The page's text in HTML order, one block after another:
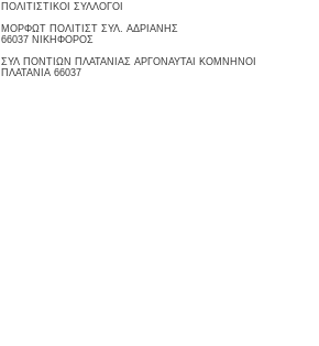
ΠΟΛΙΤΙΣΤΙΚΟΙ ΣΥΛΛΟΓΟΙ
ΜΟΡΦΩΤ ΠΟΛΙΤΙΣΤ ΣΥΛ. ΑΔΡΙΑΝΗΣ
66037 ΝΙΚΗΦΟΡΟΣ
ΣΥΛ ΠΟΝΤΙΩΝ ΠΛΑΤΑΝΙΑΣ ΑΡΓΟΝΑΥΤΑΙ ΚΟΜΝΗΝΟΙ
ΠΛΑΤΑΝΙΑ 66037